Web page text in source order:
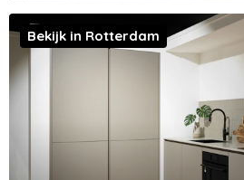
Bekijk in Rotterdam